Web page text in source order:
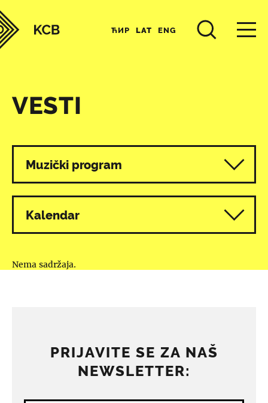
ЋИР LAT ENG
VESTI
Svi programi
Muzički program
Kalendar
Nema sadržaja.
PRIJAVITE SE ZA NAŠ
NEWSLETTER: